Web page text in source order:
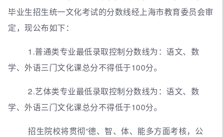
毕业生招生统一文化考试的分数线经上海市教育委员会审
定，现公布如下：
1.普通类专业最低录取控制分数线为：语文、数
学、外语三门文化课总分不得低于100分。
2.艺体类专业最低录取控制分数线为：语文、数
学、外语三门文化课总分不得低于100分。
招生院校将贯彻“德、智、体、能多方面考核，公